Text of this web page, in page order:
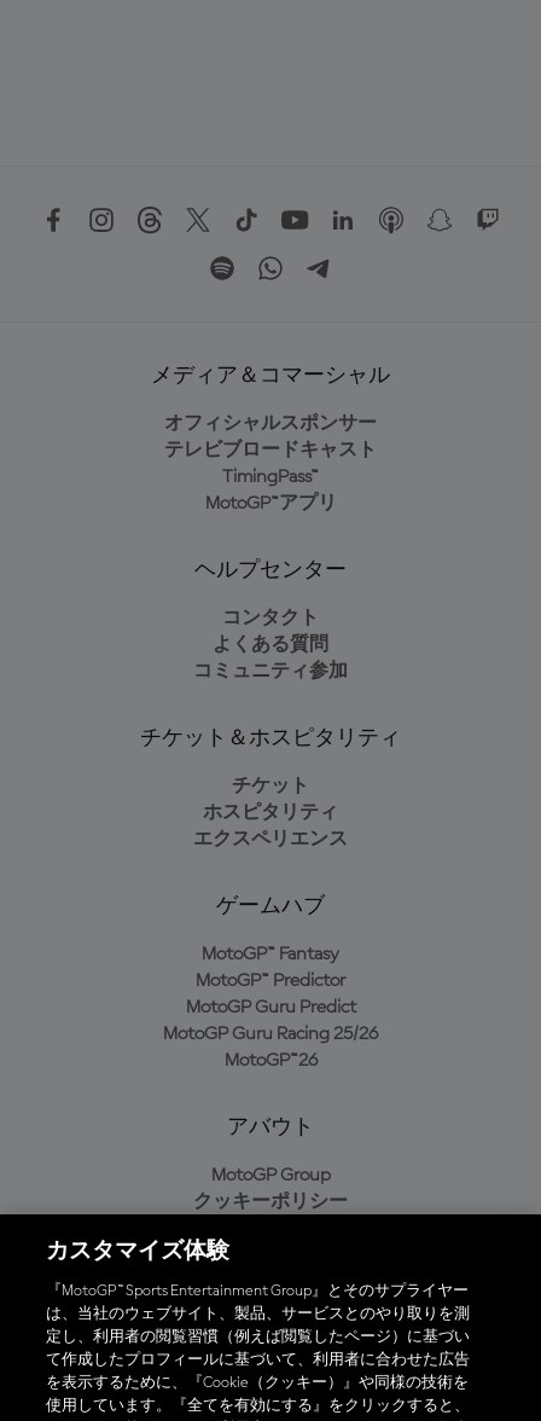
メディア＆コマーシャル
オフィシャルスポンサー
テレビブロードキャスト
TimingPass™
MotoGP™アプリ
ヘルプセンター
コンタクト
よくある質問
コミュニティ参加
チケット＆ホスピタリティ
チケット
ホスピタリティ
エクスペリエンス
ゲームハブ
MotoGP™ Fantasy
MotoGP™ Predictor
MotoGP Guru Predict
MotoGP Guru Racing 25/26
MotoGP™26
アバウト
MotoGP Group
クッキーポリシー
プライバシーポリシー
購入ポリシー
オフィシャルアプリ
カスタマイズ体験
『MotoGP™ Sports Entertainment Group』とそのサプライヤー
は、当社のウェブサイト、製品、サービスとのやり取りを測
定し、利用者の閲覧習慣（例えば閲覧したページ）に基づい
て作成したプロフィールに基づいて、利用者に合わせた広告
を表示するために、『Cookie（クッキー）』や同様の技術を
使用しています。『全てを有効にする』をクリックすると、